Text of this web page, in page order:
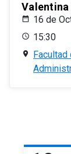
Valentina
16 de
15:30
Facultad